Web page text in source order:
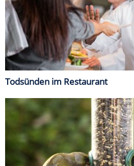
Todsünden im Restaurant